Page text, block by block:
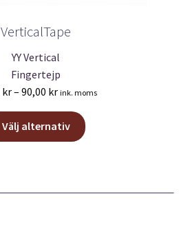
VerticalTape
YY Vertical
Fingertejp
kr– 90,00 krPrisintervall:
till
90,00 kr
ink. moms
Välj alternativ
Den
här